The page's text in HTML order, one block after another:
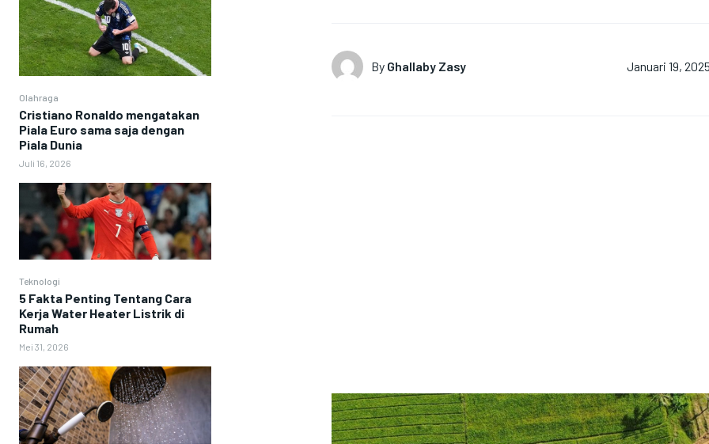
Olahraga
Cristiano Ronaldo mengatakan
Piala Euro sama saja dengan
Piala Dunia
Juli 16, 2026
Teknologi
5 Fakta Penting Tentang Cara
Kerja Water Heater Listrik di
Rumah
Mei 31, 2026
By Ghallaby Zasy Januari 19, 2025